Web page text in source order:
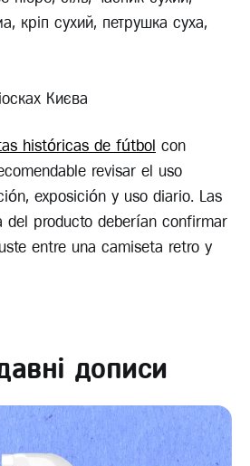
кріп сухий, петрушка суха,
Києва
históricas de fútbol con
revisar el uso
exposición y uso diario. Las
del producto deberían confirmar
entre una camiseta retro y
дописи